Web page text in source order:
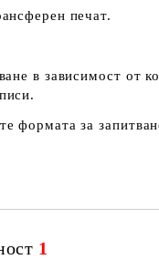
печат.
в зависимост от
формата за
1